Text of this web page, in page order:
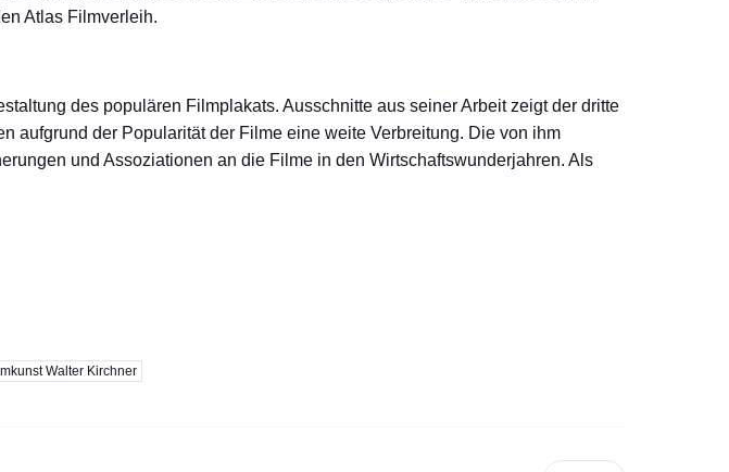
Atlas Filmverleih.
des populären Filmplakats. Ausschnitte aus seiner Arbeit zeigt der dritte
aufgrund der Popularität der Filme eine weite Verbreitung. Die von ihm
und Assoziationen an die Filme in den Wirtschaftswunderjahren. Als
Walter Kirchner